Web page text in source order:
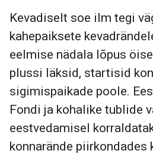
Kevadiselt soe ilm tegi
kahepaiksete
eelmise nädala lõpus
plussi läksid, startisid
sigimispaikade poole.
Fondi ja kohalike tublide
eestvedamisel
konnarände piirkondades